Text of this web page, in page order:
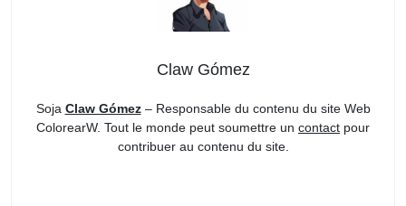
Claw Gómez
Soja Claw Gómez– Responsable du contenu du site Web
ColorearW. Tout le monde peut soumettre un contact pour
contribuer au contenu du site.